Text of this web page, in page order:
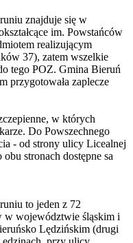
znajduje się w
im. Powstańców
realizującym
37), zatem wszelkie
tego POZ. Gmina Bieruń
przygotowała zaplecze
w których
Do Powszechnego
- od strony ulicy Licealnej
stronach dostępne sa
to jeden z 72
w województwie śląskim i
Lędzińskim (drugi